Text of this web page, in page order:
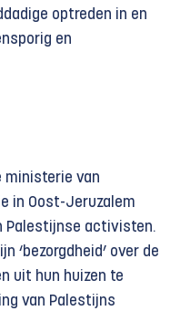
optreden in en
en
ministerie van
in Oost-Jeruzalem
Palestijnse activisten.
‘bezorgdheid’ over de
uit hun huizen te
van Palestijns